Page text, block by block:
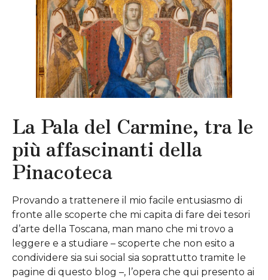
La Pala del Carmine, tra le
più affascinanti della
Pinacoteca
Provando a trattenere il mio facile entusiasmo di
fronte alle scoperte che mi capita di fare dei tesori
d’arte della Toscana, man mano che mi trovo a
leggere e a studiare – scoperte che non esito a
condividere sia sui social sia soprattutto tramite le
pagine di questo blog –, l’opera che qui presento ai